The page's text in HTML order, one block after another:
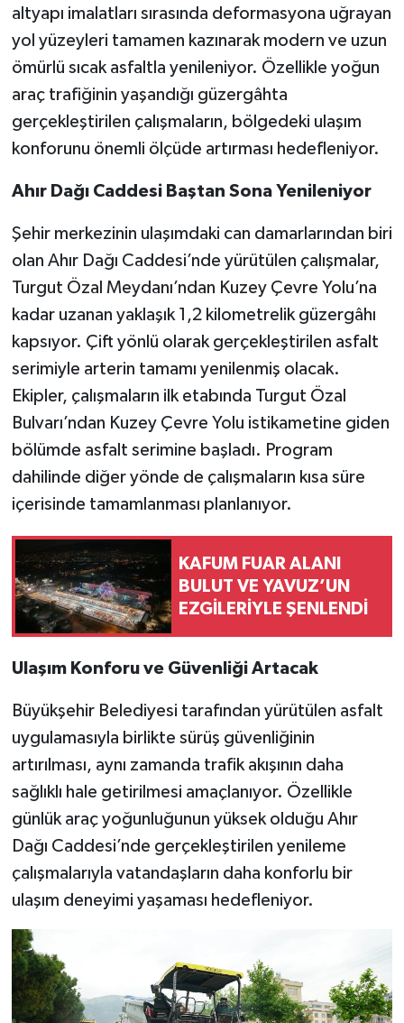
altyapı imalatları sırasında deformasyona uğrayan
yol yüzeyleri tamamen kazınarak modern ve uzun
ömürlü sıcak asfaltla yenileniyor. Özellikle yoğun
araç trafiğinin yaşandığı güzergâhta
gerçekleştirilen çalışmaların, bölgedeki ulaşım
konforunu önemli ölçüde artırması hedefleniyor.
Ahır Dağı Caddesi Baştan Sona Yenileniyor
Şehir merkezinin ulaşımdaki can damarlarından biri
olan Ahır Dağı Caddesi’nde yürütülen çalışmalar,
Turgut Özal Meydanı’ndan Kuzey Çevre Yolu’na
kadar uzanan yaklaşık 1,2 kilometrelik güzergâhı
kapsıyor. Çift yönlü olarak gerçekleştirilen asfalt
serimiyle arterin tamamı yenilenmiş olacak.
Ekipler, çalışmaların ilk etabında Turgut Özal
Bulvarı’ndan Kuzey Çevre Yolu istikametine giden
bölümde asfalt serimine başladı. Program
dahilinde diğer yönde de çalışmaların kısa süre
içerisinde tamamlanması planlanıyor.
KAFUM FUAR ALANI
BULUT VE YAVUZ’UN
EZGİLERİYLE ŞENLENDİ
Ulaşım Konforu ve Güvenliği Artacak
Büyükşehir Belediyesi tarafından yürütülen asfalt
uygulamasıyla birlikte sürüş güvenliğinin
artırılması, aynı zamanda trafik akışının daha
sağlıklı hale getirilmesi amaçlanıyor. Özellikle
günlük araç yoğunluğunun yüksek olduğu Ahır
Dağı Caddesi’nde gerçekleştirilen yenileme
çalışmalarıyla vatandaşların daha konforlu bir
ulaşım deneyimi yaşaması hedefleniyor.